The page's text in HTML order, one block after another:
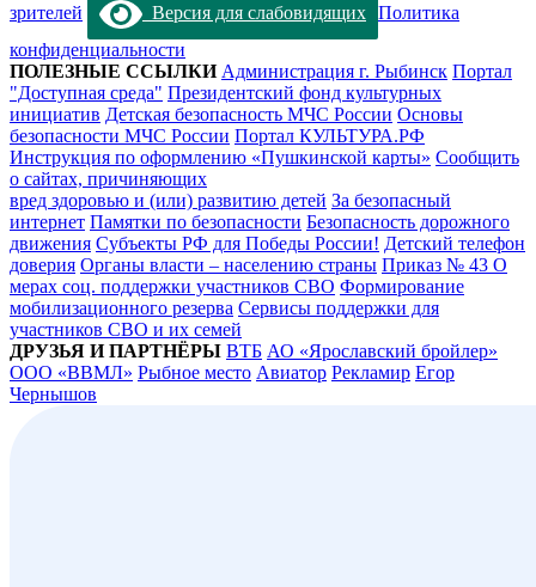
зрителей
Версия для слабовидящих Политика
конфиденциальности
ПОЛЕЗНЫЕ ССЫЛКИ Администрация г. Рыбинск Портал
"Доступная среда" Президентский фонд культурных
инициатив Детская безопасность МЧС России Основы
безопасности МЧС России Портал КУЛЬТУРА.РФ
Инструкция по оформлению «Пушкинской карты» Сообщить
о сайтах, причиняющих
вред здоровью и (или) развитию детей За безопасный
интернет Памятки по безопасности Безопасность дорожного
движения Субъекты РФ для Победы России! Детский телефон
доверия Органы власти – населению страны Приказ № 43 О
мерах соц. поддержки участников СВО Формирование
мобилизационного резерва Сервисы поддержки для
участников СВО и их семей
ДРУЗЬЯ И ПАРТНЁРЫ ВТБ АО «Ярославский бройлер»
ООО «ВВМЛ» Рыбное место Авиатор Рекламир Егор
Чернышов